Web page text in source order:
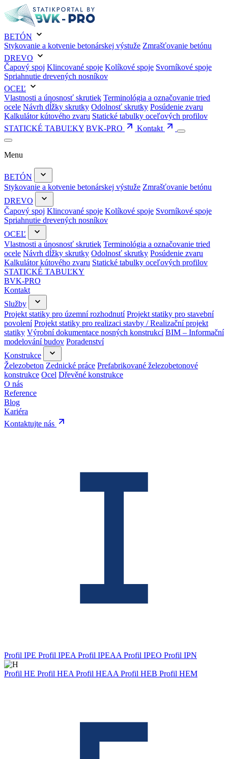
BETÓN
Stykovanie a kotvenie betonárskej výstuže Zmrašťovanie betónu
DREVO
Čapový spoj Klincované spoje Kolíkové spoje Svorníkové spoje
Spriahnutie drevených nosníkov
OCEĽ
Vlastnosti a únosnosť skrutiek Terminológia a označovanie tried
ocele Návrh dĺžky skrutky Odolnosť skrutky Posúdenie zvaru
Kalkulátor kútového zvaru Statické tabulky oceľových profilov
STATICKÉ TABUĽKY BVK-PRO Kontakt
Menu
BETÓN
Stykovanie a kotvenie betonárskej výstuže Zmrašťovanie betónu
DREVO
Čapový spoj Klincované spoje Kolíkové spoje Svorníkové spoje
Spriahnutie drevených nosníkov
OCEĽ
Vlastnosti a únosnosť skrutiek Terminológia a označovanie tried
ocele Návrh dĺžky skrutky Odolnosť skrutky Posúdenie zvaru
Kalkulátor kútového zvaru Statické tabulky oceľových profilov
STATICKÉ TABUĽKY
BVK-PRO
Kontakt
Služby
Projekt statiky pro územní rozhodnutí Projekt statiky pro stavební
povolení Projekt statiky pro realizaci stavby / Realizační projekt
statiky Výrobní dokumentace nosných konstrukcí BIM – Informační
modelování budov Poradenství
Konstrukce
Železobeton Zednické práce Prefabrikované železobetonové
konstrukce Ocel Dřevěné konstrukce
O nás
Reference
Blog
Kariéra
Kontaktujte nás
Profil IPE Profil IPEA Profil IPEAA Profil IPEO Profil IPN
Profil HE Profil HEA Profil HEAA Profil HEB Profil HEM